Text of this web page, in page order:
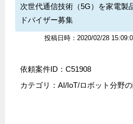
次世代通信技術（5G）を家電製
ドバイザー募集
投稿日時：2020/02/28
依頼案件ID：C51908
カテゴリ： AI/IoT/ロボット分野